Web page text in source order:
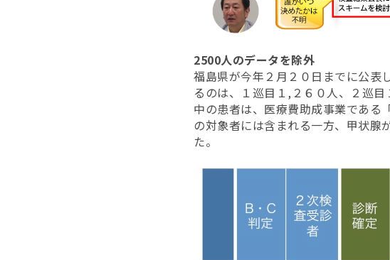
2500人のデータを除外
福島県が今年２月２０日までに公表
るのは、１巡目１,２６０人、２巡
中の患者は、医療費助成事業である
の対象者には含まれる一方、甲状腺
た。